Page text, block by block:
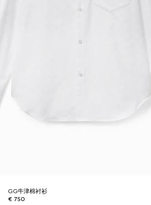
GG牛津棉衬衫
€ 750